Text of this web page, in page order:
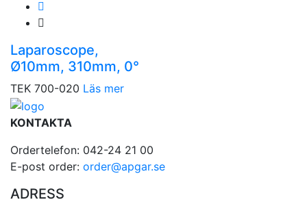
Laparoscope,
Ø10mm, 310mm, 0°
TEK 700-020 Läs mer
KONTAKTA
Ordertelefon: 042-24 21 00
E-post order: order@apgar.se
ADRESS